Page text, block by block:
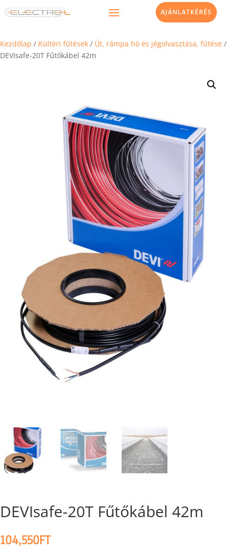
AJÁNLATKÉRÉS
Kezdőlap / Kültéri fűtések / Út, rámpa hó és jégolvasztása, fűtése /
DEVIsafe-20T Fűtőkábel 42m
DEVIsafe-20T Fűtőkábel 42m
104,550FT